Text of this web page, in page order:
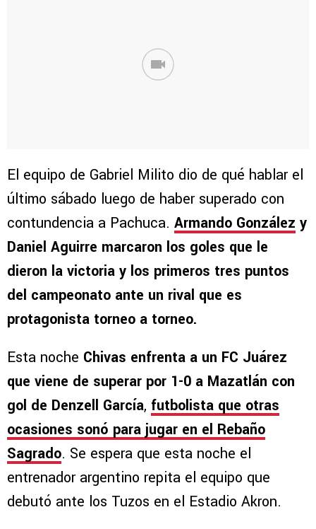
El equipo de Gabriel Milito dio de qué hablar el
último sábado luego de haber superado con
contundencia a Pachuca. Armando González y
Daniel Aguirre marcaron los goles que le
dieron la victoria y los primeros tres puntos
del campeonato ante un rival que es
protagonista torneo a torneo.
Esta noche Chivas enfrenta a un FC Juárez
que viene de superar por 1-0 a Mazatlán con
gol de Denzell García, futbolista que otras
ocasiones sonó para jugar en el Rebaño
Sagrado. Se espera que esta noche el
entrenador argentino repita el equipo que
debutó ante los Tuzos en el Estadio Akron.